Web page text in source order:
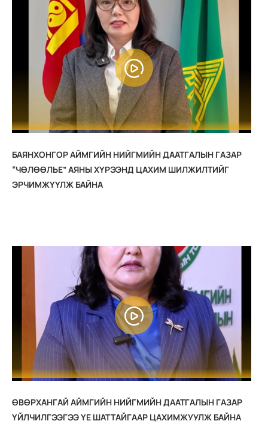
БАЯНХОНГОР АЙМГИЙН НИЙГМИЙН ДААТГАЛЫН ГАЗАР
“ЧӨЛӨӨЛЬЕ” АЯНЫ ХҮРЭЭНД ЦАХИМ ШИЛЖИЛТИЙГ
ЭРЧИМЖҮҮЛЖ БАЙНА
ӨВӨРХАНГАЙ АЙМГИЙН НИЙГМИЙН ДААТГАЛЫН ГАЗАР
ҮЙЛЧИЛГЭЭГЭЭ ҮЕ ШАТТАЙГААР ЦАХИМЖУУЛЖ БАЙНА